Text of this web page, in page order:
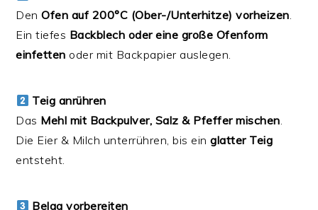
DenOfen auf 200°C (Ober-/Unterhitze) vorheizen.
Ein tiefes Backblech oder eine große Ofenform
einfetten oder mit Backpapier auslegen.
Teig anrühren
Das Mehl mit Backpulver, Salz & Pfeffer mischen.
Die Eier & Milch unterrühren, bis einglatter Teig
entsteht.
Belag vorbereiten